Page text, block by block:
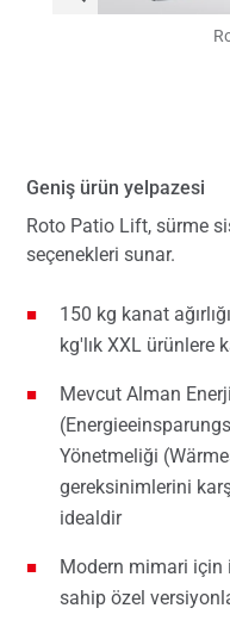
Geniş ürün yelpazesi
Roto Patio Lift, sürme
seçenekleri sunar.
150 kg kanat
kg'lık XXL ürünlere
Mevcut Alman
Yönetmeliği
gereksinimlerini
idealdir
Modern mimari için
sahip özel